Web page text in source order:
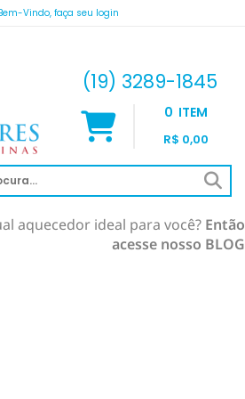
Vindo, faça seu login
(19) 3289-1845
0 ITEM
R$ 0,00
aquecedor ideal para você? Então
acesse nosso BLOG